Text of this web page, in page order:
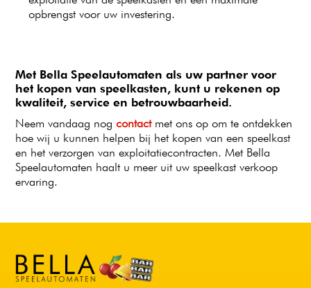
opbrengst voor uw investering.
Met Bella Speelautomaten als uw partner voor
het kopen van speelkasten, kunt u rekenen op
kwaliteit, service en betrouwbaarheid.
Neem vandaag nog contactmet ons op om te ontdekken
hoe wij u kunnen helpen bij het kopen van een speelkast
en het verzorgen van exploitatiecontracten. Met Bella
Speelautomaten haalt u meer uit uw speelkast verkoop
ervaring.